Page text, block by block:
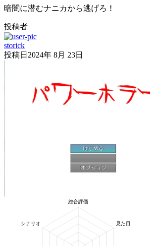
暗闇に潜むナニカから逃げろ！
投稿者
storick
投稿日 2024年 8月 23日